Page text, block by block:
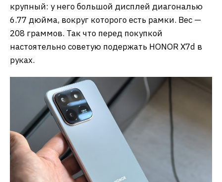
крупный: у него большой дисплей диагональю
6.77 дюйма, вокруг которого есть рамки. Вес —
208 граммов. Так что перед покупкой
настоятельно советую подержать HONOR X7d в
руках.